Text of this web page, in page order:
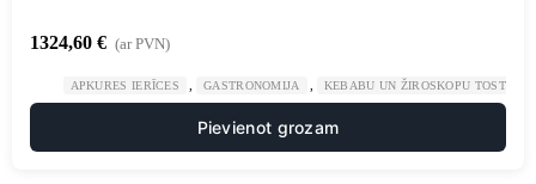
1324,60 € (ar PVN)
APKURES IERĪCES GASTRONOMIJA KEBABU UN ŽIROSKOPU TOSTERI
Pievienot grozam